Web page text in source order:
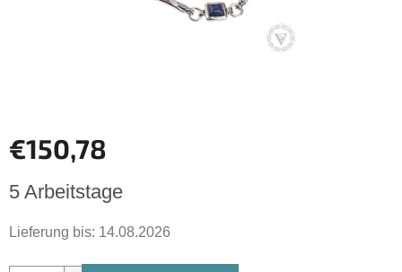
€150,78
5 Arbeitstage
Lieferung bis: 14.08.2026